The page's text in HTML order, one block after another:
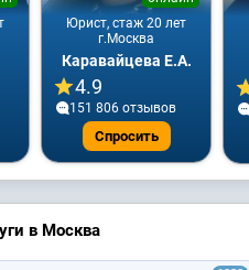
Юрист, стаж 20 лет
г.Москва
Каравайцева Е.А.
4.9
151 806 отзывов
Спросить
в Москва